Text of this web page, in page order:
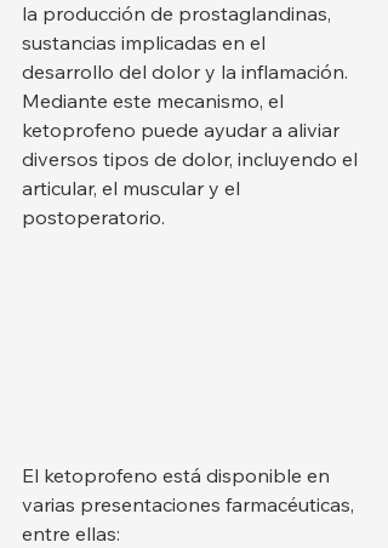
la producción de prostaglandinas,
sustancias implicadas en el
desarrollo del dolor y la inflamación.
Mediante este mecanismo, el
ketoprofeno puede ayudar a aliviar
diversos tipos de dolor, incluyendo el
articular, el muscular y el
postoperatorio.
El ketoprofeno está disponible en
varias presentaciones farmacéuticas,
entre ellas: